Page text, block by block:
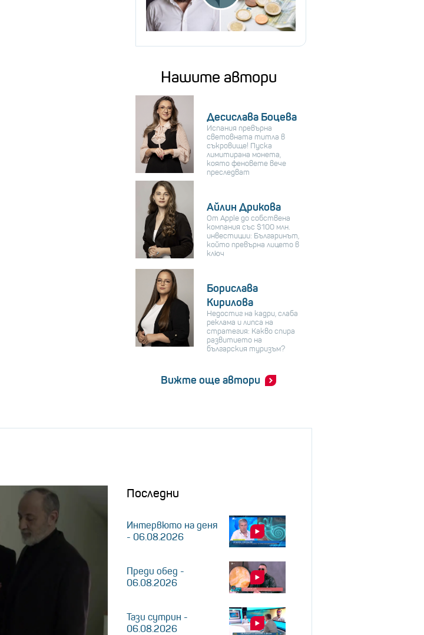
Нашите автори
Десислава Боцева
Испания превърна
световната титла в
съкровище! Пуска
лимитирана монета,
която феновете вече
преследват
Айлин Дрикова
От Apple до собствена
компания със $100 млн.
инвестиции: Българинът,
който превърна лицето в
ключ
Борислава
Кирилова
Недостиг на кадри, слаба
реклама и липса на
стратегия: Какво спира
развитието на
българския туризъм?
Вижте още автори
Последни
Интервюто на деня
- 06.08.2026
Преди обед -
06.08.2026
Тази сутрин -
06.08.2026